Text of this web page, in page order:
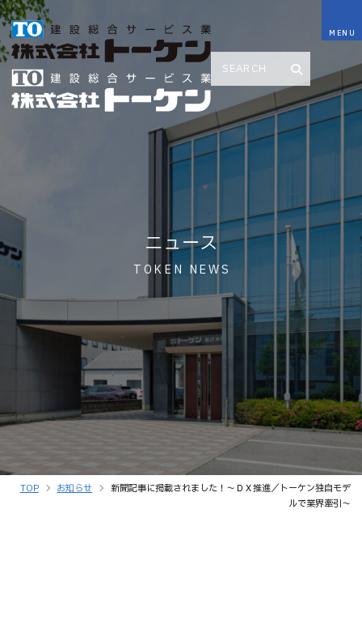
ニュース
TOKEN NEWS
TOP お知らせ
新聞記事に掲載されました！～ＤＸ推進／トーケン独自モデ
ルで業界牽引～